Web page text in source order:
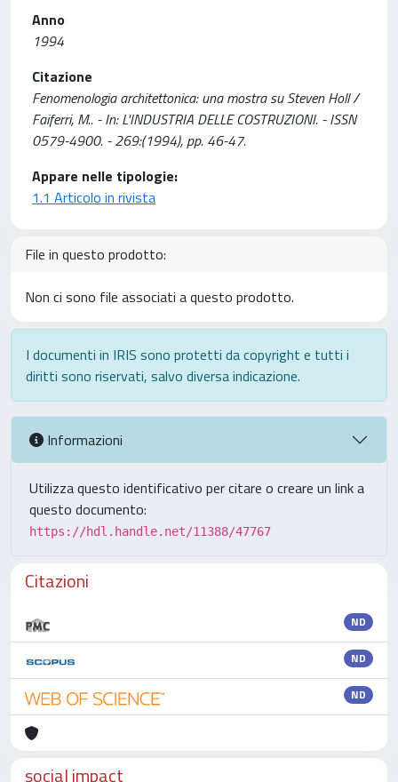
Anno
1994
Citazione
Fenomenologia architettonica: una mostra su Steven Holl /
Faiferri, M.. - In: L'INDUSTRIA DELLE COSTRUZIONI. - ISSN
0579-4900. - 269:(1994), pp. 46-47.
Appare nelle tipologie:
1.1 Articolo in rivista
File in questo prodotto:
Non ci sono file associati a questo prodotto.
I documenti in IRIS sono protetti da copyright e tutti i
diritti sono riservati, salvo diversa indicazione.
Informazioni
Utilizza questo identificativo per citare o creare un link a
questo documento:
https://hdl.handle.net/11388/47767
Citazioni
ND
ND
ND
social impact